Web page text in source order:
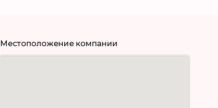
Местоположение компании